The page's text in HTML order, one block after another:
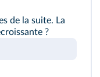
de la suite. La
?